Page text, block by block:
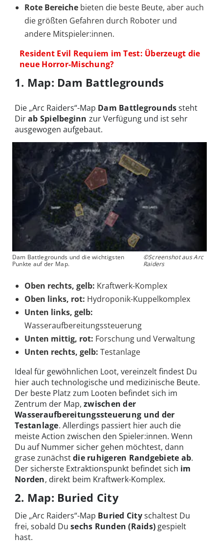
Rote Bereiche bieten die beste Beute, aber auch
die größten Gefahren durch Roboter und
andere Mitspieler:innen.
Resident Evil Requiem im Test: Überzeugt die
neue Horror-Mischung?
1. Map: Dam Battlegrounds
Die „Arc Raiders“-Map Dam Battlegroundssteht
Dirab Spielbeginn zur Verfügung und ist sehr
ausgewogen aufgebaut.
Dam Battlegrounds und die wichtigsten
Punkte auf der Map.
©Screenshot aus Arc
Raiders
Oben rechts, gelb: Kraftwerk-Komplex
Oben links, rot: Hydroponik-Kuppelkomplex
Unten links, gelb:
Wasseraufbereitungssteuerung
Unten mittig, rot: Forschung und Verwaltung
Unten rechts, gelb: Testanlage
Ideal für gewöhnlichen Loot, vereinzelt findest Du
hier auch technologische und medizinische Beute.
Der beste Platz zum Looten befindet sich im
Zentrum der Map, zwischen der
Wasseraufbereitungssteuerung und der
Testanlage. Allerdings passiert hier auch die
meiste Action zwischen den Spieler:innen. Wenn
Du auf Nummer sicher gehen möchtest, dann
grase zunächstdie ruhigeren Randgebiete ab.
Der sicherste Extraktionspunkt befindet sich im
Norden, direkt beim Kraftwerk-Komplex.
2. Map: Buried City
Die „Arc Raiders“-Map Buried Cityschaltest Du
frei, sobald Du sechs Runden (Raids) gespielt
hast.